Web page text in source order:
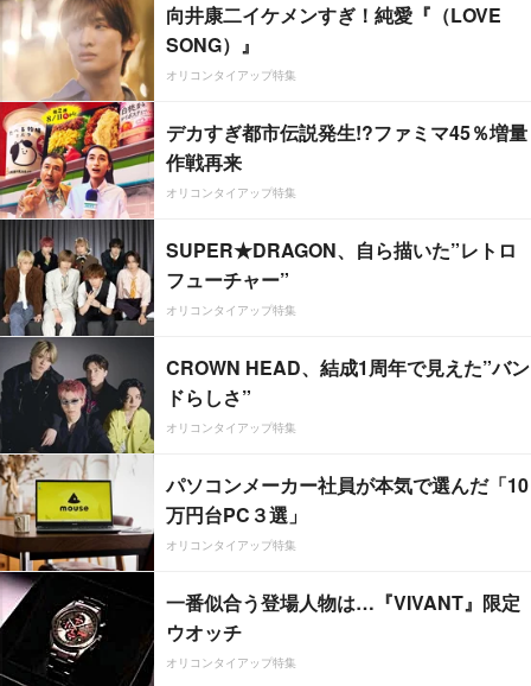
向井康二イケメンすぎ！純愛『（LOVE
SONG）』
オリコンタイアップ特集
デカすぎ都市伝説発生!?ファミマ45％増量
作戦再来
オリコンタイアップ特集
SUPER★DRAGON、自ら描いた”レトロ
フューチャー”
オリコンタイアップ特集
CROWN HEAD、結成1周年で見えた”バン
ドらしさ”
オリコンタイアップ特集
パソコンメーカー社員が本気で選んだ「10
万円台PC３選」
オリコンタイアップ特集
一番似合う登場人物は…『VIVANT』限定
ウオッチ
オリコンタイアップ特集